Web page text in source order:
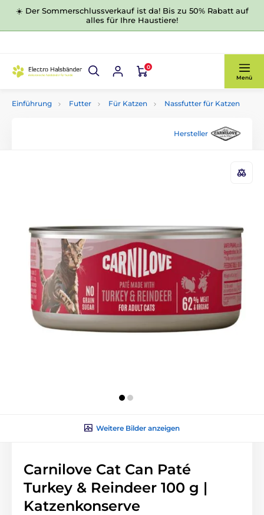
☀️ Der Sommerschlussverkauf ist da! Bis zu 50% Rabatt auf
alles für Ihre Haustiere!
0
Menü
Einführung Futter Für Katzen Nassfutter für Katzen
Hersteller
Weitere Bilder anzeigen
Carnilove Cat Can Paté
Turkey & Reindeer 100 g |
Katzenkonserve